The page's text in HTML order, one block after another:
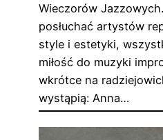
Wieczorów
posłuchać artystów
style i estetyki,
miłość do muzyki
wkrótce na
wystąpią: Anna…